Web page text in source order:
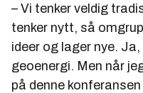
– Vi tenker veldig
tenker nytt, så
ideer og lager nye.
geoenergi. Men når
på denne